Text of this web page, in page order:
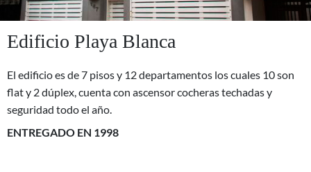
Edificio Playa Blanca
El edificio es de 7 pisos y 12 departamentos los cuales 10 son
flat y 2 dúplex, cuenta con ascensor cocheras techadas y
seguridad todo el año.
ENTREGADO EN 1998